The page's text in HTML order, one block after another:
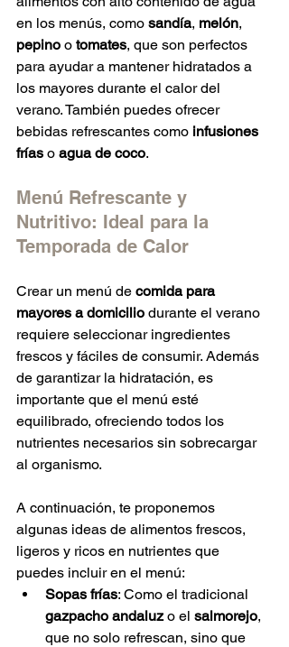
en los menús, como sandía, melón,
pepino o tomates, que son perfectos
para ayudar a mantener hidratados a
los mayores durante el calor del
verano. También puedes ofrecer
bebidas refrescantes como infusiones
frías o agua de coco.
Menú Refrescante y
Nutritivo: Ideal para la
Temporada de Calor
Crear un menú de comida para
mayores a domicilio durante el verano
requiere seleccionar ingredientes
frescos y fáciles de consumir. Además
de garantizar la hidratación, es
importante que el menú esté
equilibrado, ofreciendo todos los
nutrientes necesarios sin sobrecargar
al organismo.
A continuación, te proponemos
algunas ideas de alimentos frescos,
ligeros y ricos en nutrientes que
puedes incluir en el menú:
Sopas frías: Como el tradicional
gazpacho andaluz o el salmorejo,
que no solo refrescan, sino que